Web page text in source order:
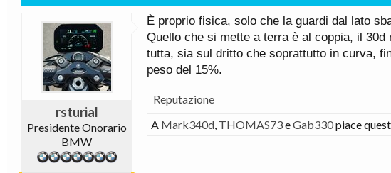
Buona giornata
rsturial
Presidente Onorario
BMW
È proprio fisica, solo che la guardi dal lato
Quello che si mette a terra è al coppia, il
tutta, sia sul dritto che soprattutto in curva,
peso del 15%.
Reputazione
A Mark340d, THOMAS73eGab330piace